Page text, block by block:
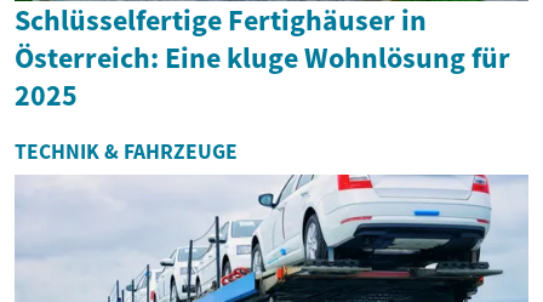
Schlüsselfertige Fertighäuser in
Österreich: Eine kluge Wohnlösung für
2025
TECHNIK & FAHRZEUGE